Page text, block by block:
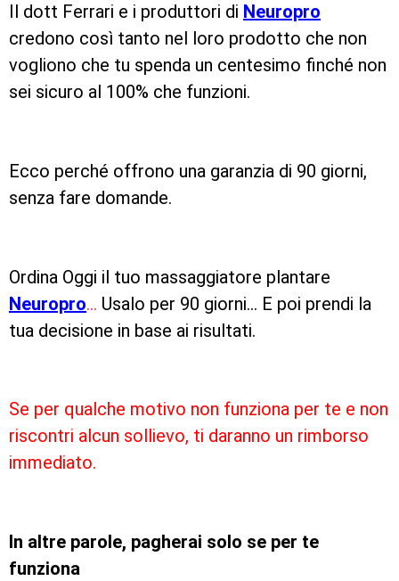
Il dott Ferrari e i produttori di Neuropro
credono così tanto nel loro prodotto che non
vogliono che tu spenda un centesimo finché non
sei sicuro al 100% che funzioni.
Ecco perché offrono una garanzia di 90 giorni,
senza fare domande.
Ordina Oggi il tuo massaggiatore plantare
Neuropro… Usalo per 90 giorni… E poi prendi la
tua decisione in base ai risultati.
Se per qualche motivo non funziona per te e non
riscontri alcun sollievo, ti daranno un rimborso
immediato.
In altre parole, pagherai solo se per te
funziona